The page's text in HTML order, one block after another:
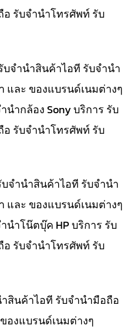
รับจำนำโทรศัพท์ รับ
บจำนำสินค้าไอที รับจำนำ
และ ของแบรนด์เนมต่างๆ
ำกล้อง Sony บริการ รับ
รับจำนำโทรศัพท์ รับ
จำนำสินค้าไอที รับจำนำ
และ ของแบรนด์เนมต่างๆ
นำโน๊ตบุ๊ค HP บริการ รับ
รับจำนำโทรศัพท์ รับ
สินค้าไอที รับจำนำมือถือ
องแบรนด์เนมต่างๆ